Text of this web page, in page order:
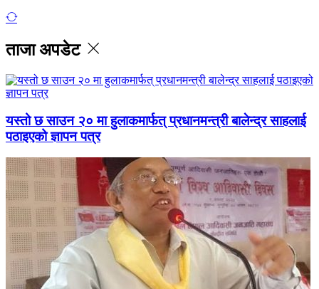
ताजा अपडेट
यस्तो छ साउन २० मा हुलाकमार्फत् प्रधानमन्त्री बालेन्द्र साहलाई
पठाइएको ज्ञापन पत्र